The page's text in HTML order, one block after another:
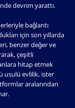
devrim yarattı.
bağlantı
için son yıllarda
benzer değer ve
çeşitli
hitap etmek
usulü evlilik, ister
aralarından